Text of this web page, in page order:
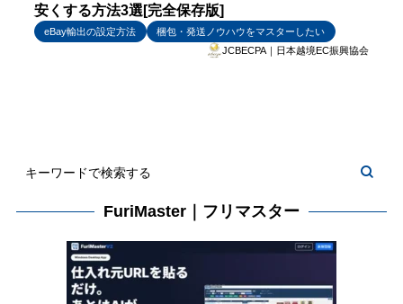
安くする方法3選[完全保存版]
eBay輸出の設定方法
梱包・発送ノウハウをマスターしたい
JCBECPA｜日本越境EC振興協会
FuriMaster｜フリマスター